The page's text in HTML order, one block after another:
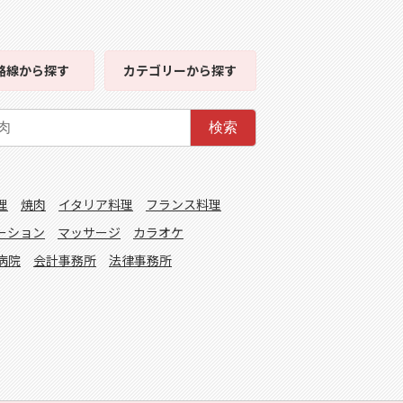
線から探す カテゴリーから探す
検索
焼肉 イタリア料理
フランス料理
ション マッサージ
カラオケ
院 会計事務所 法律事務所